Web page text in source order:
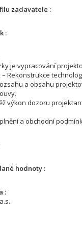
zadavatele
je vypracování
Rekonstrukce
a obsahu
výkon dozoru
a obchodní
hodnoty